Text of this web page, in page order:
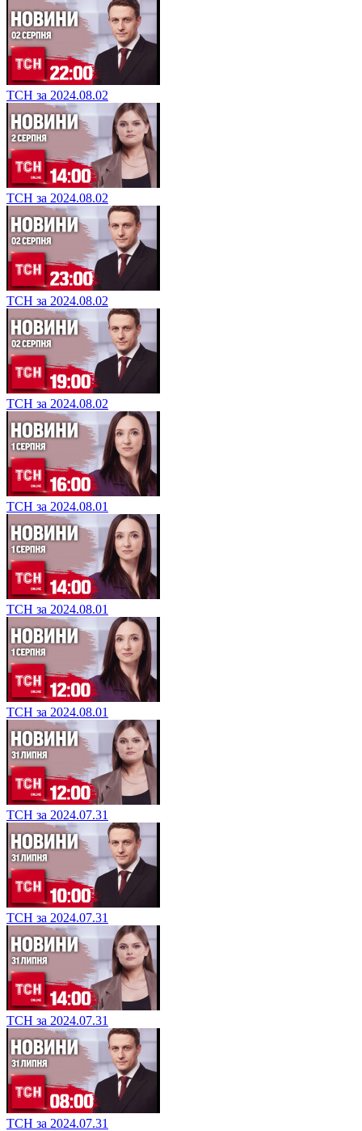
ТСН за 2024.08.02
ТСН за 2024.08.02
ТСН за 2024.08.02
ТСН за 2024.08.02
ТСН за 2024.08.01
ТСН за 2024.08.01
ТСН за 2024.08.01
ТСН за 2024.07.31
ТСН за 2024.07.31
ТСН за 2024.07.31
ТСН за 2024.07.31